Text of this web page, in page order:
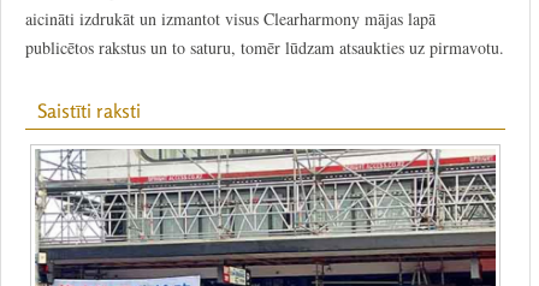
aicināti izdrukāt un izmantot visus Clearharmony mājas lapā
publicētos rakstus un to saturu, tomēr lūdzam atsaukties uz pirmavotu.
Saistīti raksti